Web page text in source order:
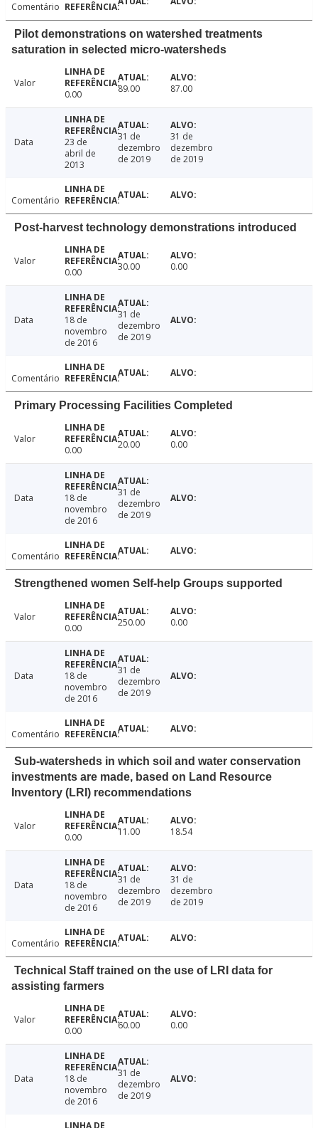
Comentário
Pilot demonstrations on watershed treatments
saturation in selected micro-watersheds
Valor
0.00
89.00 87.00
Data
23 de
abril de
2013
31 de
dezembro
de 2019
31 de
dezembro
de 2019
Comentário
Post-harvest technology demonstrations introduced
Valor
0.00
30.00 0.00
Data
18 de
novembro
de 2016
31 de
dezembro
de 2019
Comentário
Primary Processing Facilities Completed
Valor
0.00
20.00 0.00
Data
18 de
novembro
de 2016
31 de
dezembro
de 2019
Comentário
Strengthened women Self-help Groups supported
Valor
0.00
250.00 0.00
Data
18 de
novembro
de 2016
31 de
dezembro
de 2019
Comentário
Sub-watersheds in which soil and water conservation
investments are made, based on Land Resource
Inventory (LRI) recommendations
Valor
0.00
11.00 18.54
Data
18 de
novembro
de 2016
31 de
dezembro
de 2019
31 de
dezembro
de 2019
Comentário
Technical Staff trained on the use of LRI data for
assisting farmers
Valor
0.00
60.00 0.00
Data
18 de
novembro
de 2016
31 de
dezembro
de 2019